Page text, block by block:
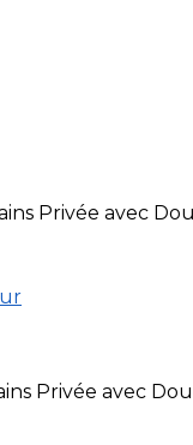
Privée avec
Privée avec